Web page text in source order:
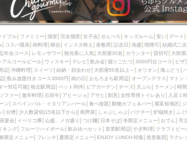
動物カフェ＆バー 屋富祖地区
ジンギスカン
ック 熱燗 生け簀 獺祭 イタリアン
古島駅周
しゃぶしゃぶ パクチー 炉端焼き
ふぐ料理
ィング 58KACHA-SEA
バイキング（ビュッフェ）
盛り つけ麺 日本そば 冬限定メニュー
おでん
ガニック プレミアムフライデー
牛串焼き
ボール 飲み比べセット 首里駅周辺
やぎ料理
チーズタッカルビ 奥武山公園駅周辺
小禄駅周辺
チ 夏限定メニュー ENJOY LUNCH 特集
造形集団
儀保駅周辺
ドブル ファミリー 個室 完全個室 女子会 せんべろ キッズルーム 安い デート
コスパ最高 肉料理 模合 インスタ映え 座敷席 記念日 泡盛 喫煙可 結婚式二
年会コース レモンサワー 観光客に人気 大部屋30名 カウンター 貸切可 大部
アルコールビール ウィスキー テレビ 飲み会 掘りごたつ 3000円台コース ピザ
辺 沖縄料理 スイーツ 結納・顔会わせ 大部屋50名以上～ オリオン 海ぶどう
飲み放題付きコース3000円 肉の日 おもろまち駅周辺 オープンテラス マトン
ー対応可能 牧志駅周辺 ペット同伴 ビアガーデン チーズ 天ぷら ラーメン
時
ソファー 激辛料理 石垣牛 アヒージョ アサヒ 割烹 女性専用トイレあり
入店１
ン スペインバル・イタリアンバール 食べ放題 動物カフェ＆バー 屋富祖地区
分煙 少人数貸切(15名以下から) 島野菜 しゃぶしゃぶ パクチー 炉端焼き ふ
昼宴会 イベリコ豚 山盛、メガ盛り つけ麺 日本そば 冬限定メニュー おでん 市
キング フルーツハイボール 飲み比べセット 首里駅周辺 やぎ料理 クラフトビー
限定メニュー フレンチ 夏限定メニュー ENJOY LUNCH 特集 造形集団 ラクレ